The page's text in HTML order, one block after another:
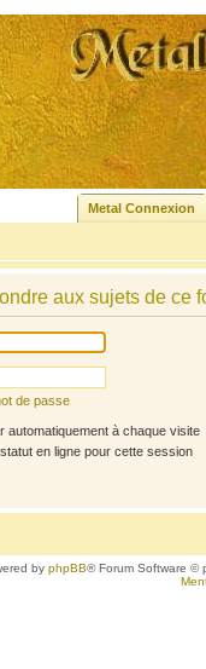
Metal Connexion
aux sujets de ce
de passe
automatiquement à chaque visite
en ligne pour cette session
byphpBB® Forum Software ©